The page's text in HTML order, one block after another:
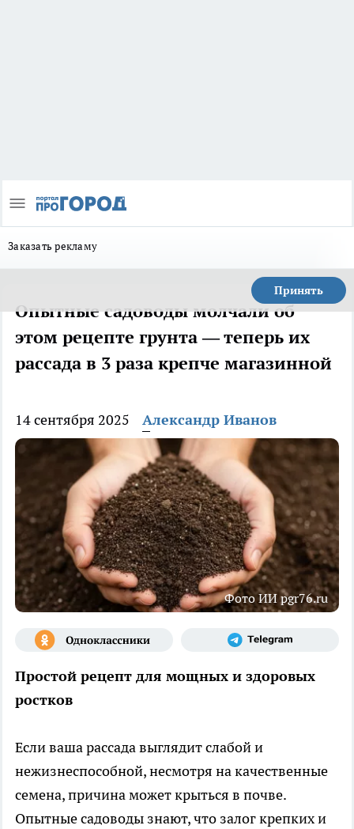
Заказать рекламу
Принять
Опытные садоводы молчали об
этом рецепте грунта — теперь их
рассада в 3 раза крепче магазинной
14 сентября 2025 Александр Иванов
Фото ИИ pgr76.ru
Простой рецепт для мощных и здоровых
ростков
Если ваша рассада выглядит слабой и
нежизнеспособной, несмотря на качественные
семена, причина может крыться в почве.
Опытные садоводы знают, что залог крепких и